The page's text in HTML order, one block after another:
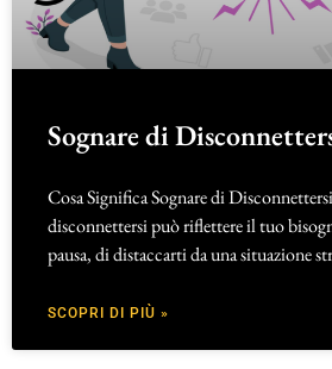
Sognare di
Cosa Significa Sognare di
disconnettersi può riflettere il tuo
pausa, di distaccarti da una situazione
SCOPRI DI PIÙ »